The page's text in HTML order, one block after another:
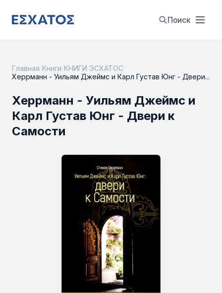
Поиск
Главная Книги КНИГИ ЭСХАТОС
Xеррманн - Уильям Джеймс и Карл Густав Юнг - Двери...
Xеррманн - Уильям Джеймс и
Карл Густав Юнг - Двери к
Самости